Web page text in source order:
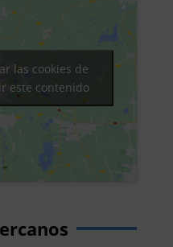
las cookies de
este contenido